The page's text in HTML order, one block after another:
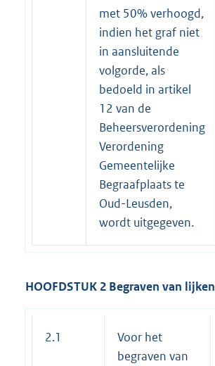
met 50% verhoogd,
indien het graf niet
in aansluitende
volgorde, als
bedoeld in artikel
12 van de
Beheersverordening
Verordening
Gemeentelijke
Begraafplaats te
Oud-Leusden,
wordt uitgegeven.
HOOFDSTUK 2 Begraven van lijken
2.1
Voor het
begraven van